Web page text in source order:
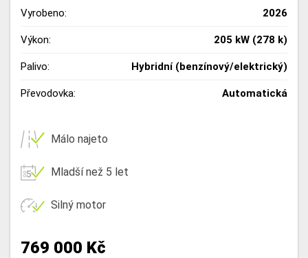
Vyrobeno: 2026
Výkon: 205 kW (278 k)
Palivo: Hybridní (benzínový/elektrický)
Převodovka: Automatická
Málo najeto
Mladší než 5 let
Silný motor
769 000 Kč